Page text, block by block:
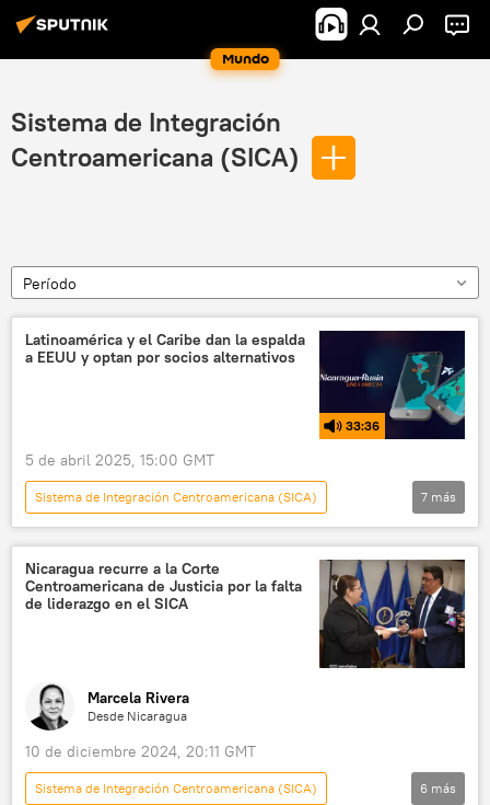
Mundo
Sistema de Integración
Centroamericana (SICA)
Período
Latinoamérica y el Caribe dan la espalda
a EEUU y optan por socios alternativos
33:36
5 de abril 2025, 15:00 GMT
Sistema de Integración Centroamericana (SICA)
Nicaragua-Rusia: Línea Directa
política
Ministerio de Desarrollo Económico de Rusia
Donald Trump
Nicaragua
Caribe
7 más
Nicaragua recurre a la Corte
Centroamericana de Justicia por la falta
de liderazgo en el SICA
Marcela Rivera
Desde Nicaragua
10 de diciembre 2024, 20:11 GMT
Sistema de Integración Centroamericana (SICA)
6 más